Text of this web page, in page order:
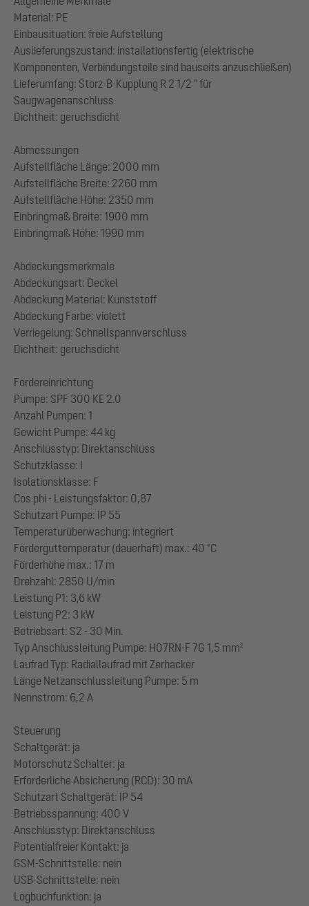
Material: PE
Einbausituation: freie Aufstellung
Auslieferungszustand: installationsfertig (elektrische
Komponenten, Verbindungsteile sind bauseits anzuschließen)
Lieferumfang: Storz-B-Kupplung R 2 1/2 " für
Saugwagenanschluss
Dichtheit: geruchsdicht
Abmessungen
Aufstellfläche Länge: 2000 mm
Aufstellfläche Breite: 2260 mm
Aufstellfläche Höhe: 2350 mm
Einbringmaß Breite: 1900 mm
Einbringmaß Höhe: 1990 mm
Abdeckungsmerkmale
Abdeckungsart: Deckel
Abdeckung Material: Kunststoff
Abdeckung Farbe: violett
Verriegelung: Schnellspannverschluss
Dichtheit: geruchsdicht
Fördereinrichtung
Pumpe: SPF 300 KE 2.0
Anzahl Pumpen: 1
Gewicht Pumpe: 44 kg
Anschlusstyp: Direktanschluss
Schutzklasse: I
Isolationsklasse: F
Cos phi - Leistungsfaktor: 0,87
Schutzart Pumpe: IP 55
Temperaturüberwachung: integriert
Förderguttemperatur (dauerhaft) max.: 40 °C
Förderhöhe max.: 17 m
Drehzahl: 2850 U/min
Leistung P1: 3,6 kW
Leistung P2: 3 kW
Betriebsart: S2 - 30 Min.
Typ Anschlussleitung Pumpe: H07RN-F 7G 1,5 mm²
Laufrad Typ: Radiallaufrad mit Zerhacker
Länge Netzanschlussleitung Pumpe: 5 m
Nennstrom: 6,2 A
Steuerung
Schaltgerät: ja
Motorschutz Schalter: ja
Erforderliche Absicherung (RCD): 30 mA
Schutzart Schaltgerät: IP 54
Betriebsspannung: 400 V
Anschlusstyp: Direktanschluss
Potentialfreier Kontakt: ja
GSM-Schnittstelle: nein
USB-Schnittstelle: nein
Logbuchfunktion: ja